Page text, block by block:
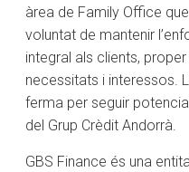
àrea de Family Office
voluntat de mantenir
integral als clients,
necessitats i interessos.
ferma per seguir
del Grup Crèdit Andorrà.
GBS Finance és una